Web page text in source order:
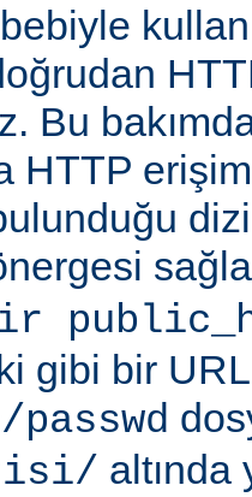
Bu
HTTP
gibi bir URL
altında